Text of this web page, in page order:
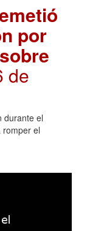
por
de
durante el
romper el